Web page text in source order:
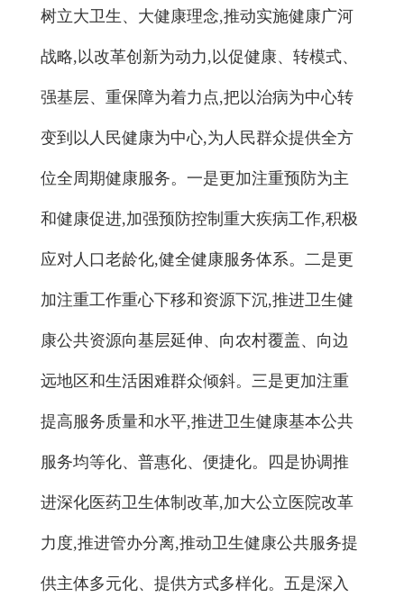
树立大卫生、大健康理念,推动实施健康广河
战略,以改革创新为动力,以促健康、转模式、
强基层、重保障为着力点,把以治病为中心转
变到以人民健康为中心,为人民群众提供全方
位全周期健康服务。一是更加注重预防为主
和健康促进,加强预防控制重大疾病工作,积极
应对人口老龄化,健全健康服务体系。二是更
加注重工作重心下移和资源下沉,推进卫生健
康公共资源向基层延伸、向农村覆盖、向边
远地区和生活困难群众倾斜。三是更加注重
提高服务质量和水平,推进卫生健康基本公共
服务均等化、普惠化、便捷化。四是协调推
进深化医药卫生体制改革,加大公立医院改革
力度,推进管办分离,推动卫生健康公共服务提
供主体多元化、提供方式多样化。五是深入